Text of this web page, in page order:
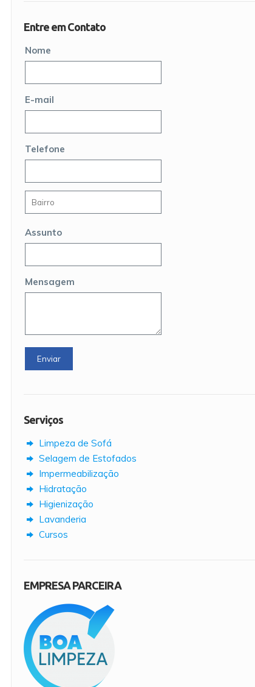
Entre em Contato
Nome
E-mail
Telefone
Assunto
Mensagem
Serviços
Limpeza de Sofá
Selagem de Estofados
Impermeabilização
Hidratação
Higienização
Lavanderia
Cursos
EMPRESA PARCEIRA